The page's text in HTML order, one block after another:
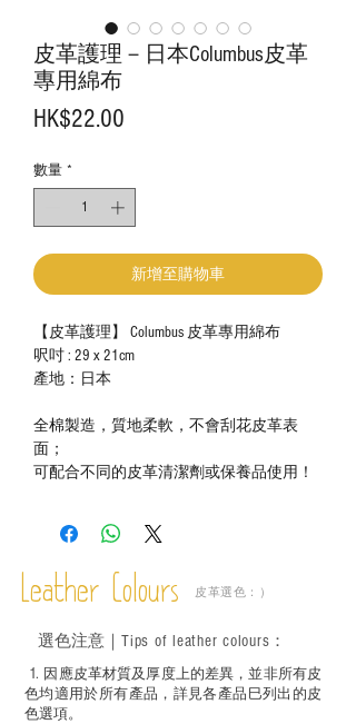
皮革護理－日本Columbus皮革
專用綿布
HK$22.00
數量 *
新增至購物車
【皮革護理】 Columbus 皮革專用綿布
呎吋 : 29 x 21cm
產地：日本
全棉製造，質地柔軟，不會刮花皮革表
面；
可配合不同的皮革清潔劑或保養品使用！
Leather Colours 皮革選色：）
1. ​ 因應皮革材質及厚度上的差異，並非所有皮
色均適用於所有產品，詳見各產品巳列出的皮
色選項。
選色注意｜ Tips of leather colours ：